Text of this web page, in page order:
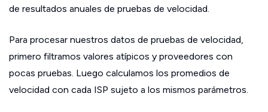
de resultados anuales de pruebas de velocidad.
Para procesar nuestros datos de pruebas de velocidad,
primero filtramos valores atípicos y proveedores con
pocas pruebas. Luego calculamos los promedios de
velocidad con cada ISP sujeto a los mismos parámetros.